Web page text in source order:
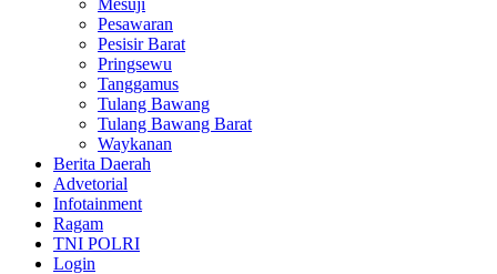
Mesuji
Pesawaran
Pesisir Barat
Pringsewu
Tanggamus
Tulang Bawang
Tulang Bawang Barat
Waykanan
Berita Daerah
Advetorial
Infotainment
Ragam
TNI POLRI
Login